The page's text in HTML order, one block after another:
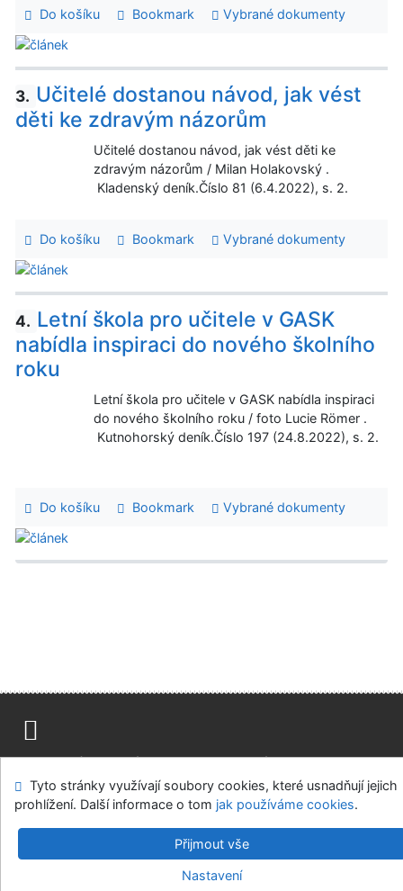
Do košíku Bookmark Vybrané dokumenty
3. Učitelé dostanou návod, jak vést
děti ke zdravým názorům
Učitelé dostanou návod, jak vést děti ke
zdravým názorům / Milan Holakovský .
Kladenský deník.Číslo 81 (6.4.2022), s. 2.
Do košíku Bookmark Vybrané dokumenty
4. Letní škola pro učitele v GASK
nabídla inspiraci do nového školního
roku
Letní škola pro učitele v GASK nabídla inspiraci
do nového školního roku / foto Lucie Römer .
Kutnohorský deník.Číslo 197 (24.8.2022), s. 2.
Do košíku Bookmark Vybrané dokumenty
Mapa stránek Přístupnost
Soukromí
Modul OpenSearch
Napište nám Nastavení cookies
Středočeská vědecká knihovna v Kladně
©1993-2026IPACv.4.8.63a-Cosmotron Bohemia, s.r.o.
Tyto stránky využívají soubory cookies, které usnadňují jejich
prohlížení. Další informace o tom jak používáme cookies.
Přijmout vše
Nastavení